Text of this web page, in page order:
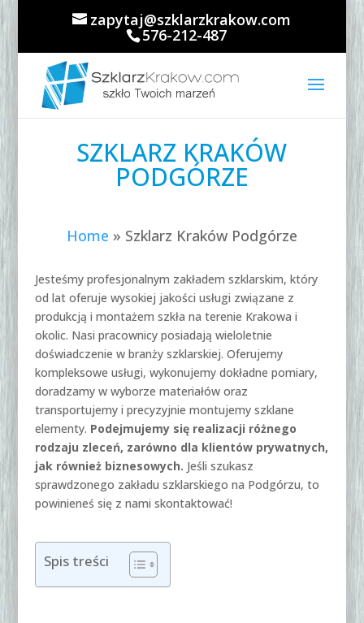
zapytaj@szklarzkrakow.com
576-212-487
SZKLARZ KRAKÓW
PODGÓRZE
Home » Szklarz Kraków Podgórze
Jesteśmy profesjonalnym zakładem szklarskim, który
od lat oferuje wysokiej jakości usługi związane z
produkcją i montażem szkła na terenie Krakowa i
okolic. Nasi pracownicy posiadają wieloletnie
doświadczenie w branży szklarskiej. Oferujemy
kompleksowe usługi, wykonujemy dokładne pomiary,
doradzamy w wyborze materiałów oraz
transportujemy i precyzyjnie montujemy szklane
elementy. Podejmujemy się realizacji różnego
rodzaju zleceń, zarówno dla klientów prywatnych,
jak również biznesowych. Jeśli szukasz
sprawdzonego zakładu szklarskiego na Podgórzu, to
powinieneś się z nami skontaktować!
Spis treści